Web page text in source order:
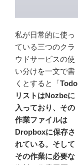
私が日常的に使っ
ている三つのクラ
ウドサービスの使
い分けを一文で書
くとすると「Todo
リストはNozbeに
入っており、その
作業ファイルは
Dropboxに保存さ
れている。そして
その作業に必要な